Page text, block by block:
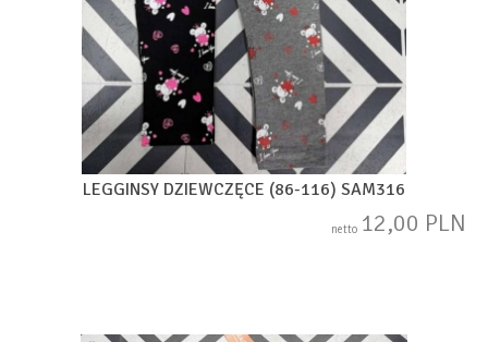
LEGGINSY DZIEWCZĘCE (86-116) SAM316
netto 12,00 PLN